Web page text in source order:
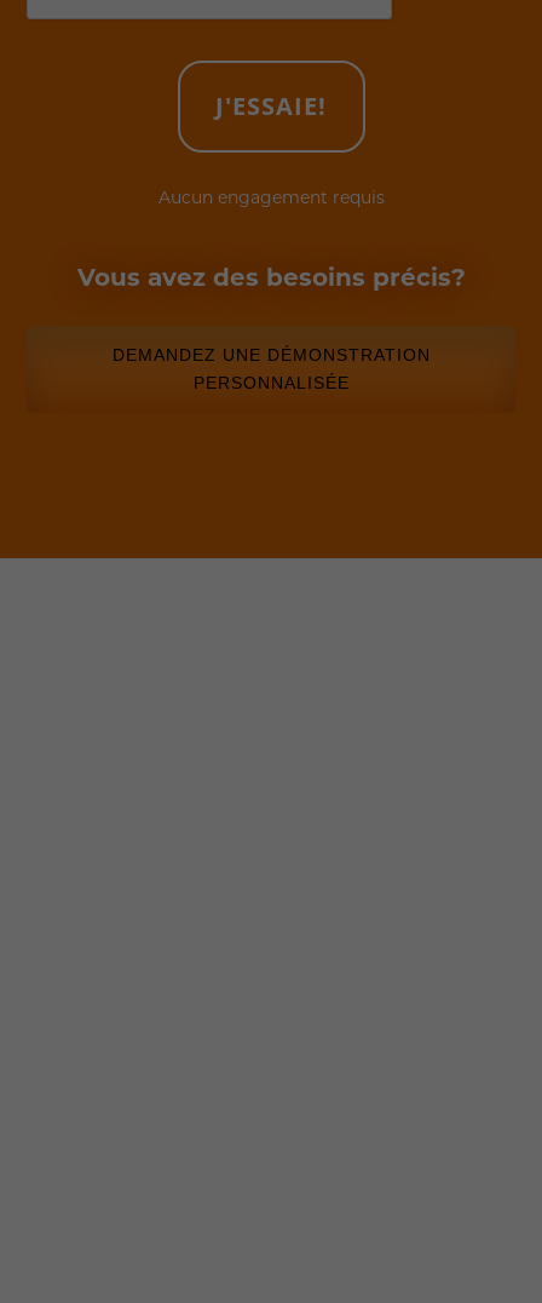
Aucun engagement requis
Vous avez des besoins précis?
DEMANDEZ UNE DÉMONSTRATION
PERSONNALISÉE